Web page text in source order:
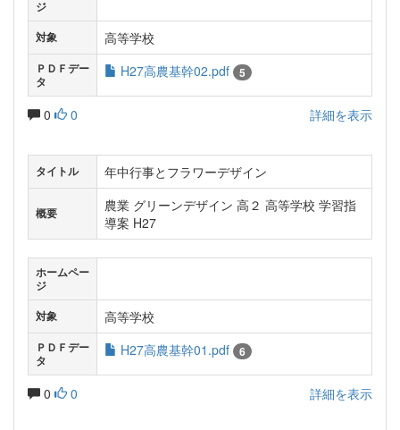
ジ
対象
高等学校
ＰＤＦデー
タ
H27高農基幹02.pdf 5
0 0 詳細を表示
タイトル 年中行事とフラワーデザイン
概要
農業 グリーンデザイン 高２ 高等学校 学習指
導案 H27
ホームペー
ジ
対象
高等学校
ＰＤＦデー
タ
H27高農基幹01.pdf 6
0 0 詳細を表示